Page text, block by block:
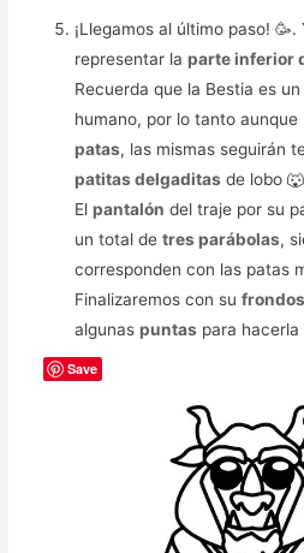
¡Llegamos al último paso!
representar laparte inferior
Recuerda que la Bestia es
humano, por lo tanto
patas, las mismas seguirán
patitas delgaditas de lobo
Elpantalón del traje por su
un total detres parábolas,
corresponden con las patas
Finalizaremos con su
algunaspuntas para
Save